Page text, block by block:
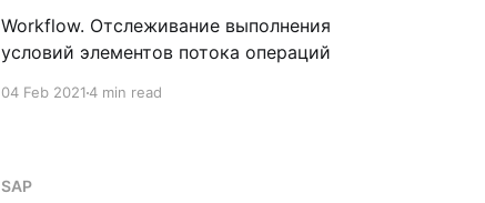
Workflow. Отслеживание выполнения
условий элементов потока операций
04 Feb 20214 min read
SAP